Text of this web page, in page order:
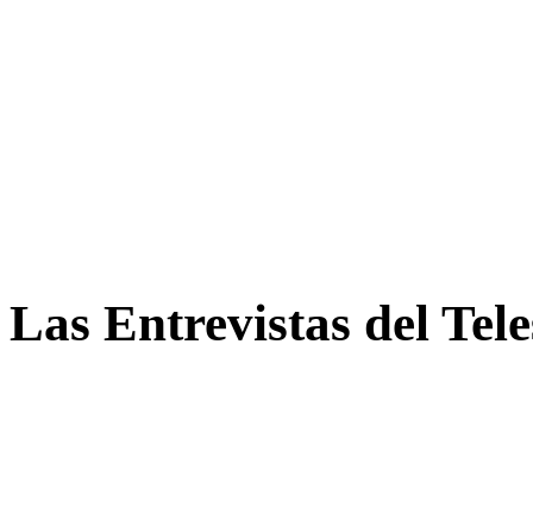
Las Entrevistas del